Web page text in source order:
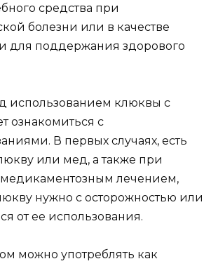
средства при
болезни или в качестве
для поддержания здорового
использованием клюквы с
ознакомиться с
В первых случаях, есть
или мед, а также при
лечением,
нужно с осторожностью или
от ее использования.
можно употреблять как